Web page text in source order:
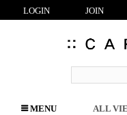
LOGIN JOIN
CMENU ALL